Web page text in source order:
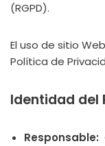
(RGPD).
El uso de sitio
Política de
Identidad del
Responsable: